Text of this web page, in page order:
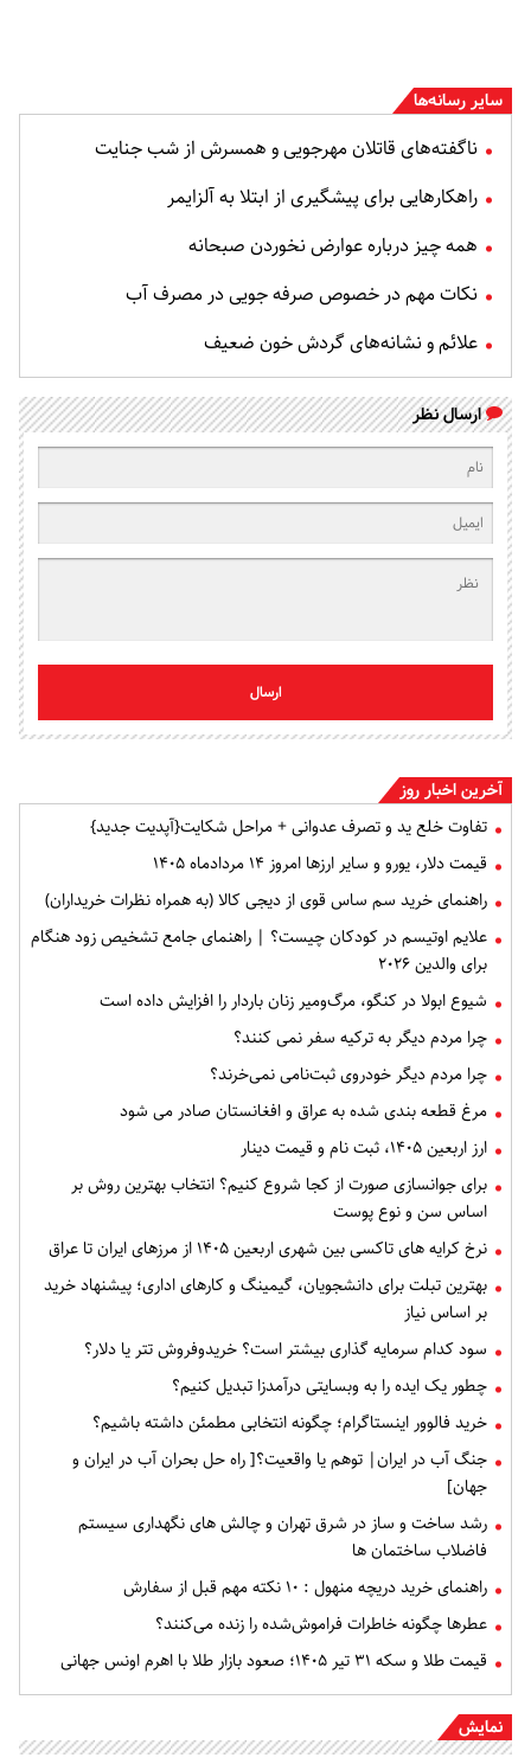
سایر رسانه‌ها
ناگفته‌های قاتلان مهرجویی و همسرش از شب جنایت
راهکارهایی برای پیشگیری از ابتلا به آلزایمر
همه چیز درباره عوارض نخوردن صبحانه
نکات مهم در خصوص صرفه جویی در مصرف آب
علائم و نشانه‌های گردش خون ضعیف
ارسال نظر
ارسال
آخرین اخبار روز
تفاوت خلع ید و تصرف عدوانی + مراحل شکایت{آپدیت جدید}
قیمت دلار، یورو و سایر ارزها امروز ۱۴ مردادماه ۱۴۰۵
راهنمای خرید سم ساس قوی از دیجی کالا (به همراه نظرات خریداران)
علایم اوتیسم در کودکان چیست؟ | راهنمای جامع تشخیص زود هنگام
برای والدین ۲۰۲۶
شیوع ابولا در کنگو، مرگ‌ومیر زنان باردار را افزایش داده است
چرا مردم دیگر به ترکیه سفر نمی کنند؟
چرا مردم دیگر خودروی ثبت‌نامی نمی‌خرند؟
مرغ قطعه‌ بندی شده به عراق و افغانستان صادر می شود
ارز اربعین ۱۴۰۵، ثبت‌ نام و قیمت دینار
برای جوانسازی صورت از کجا شروع کنیم؟ انتخاب بهترین روش بر
اساس سن و نوع پوست
نرخ کرایه های تاکسی بین شهری اربعین ۱۴۰۵ از مرزهای ایران تا عراق
بهترین تبلت برای دانشجویان، گیمینگ و کارهای اداری؛ پیشنهاد خرید
بر اساس نیاز
سود کدام سرمایه گذاری بیشتر است؟ خریدوفروش تتر یا دلار؟
چطور یک ایده را به وبسایتی درآمدزا تبدیل کنیم؟
خرید فالوور اینستاگرام؛ چگونه انتخابی مطمئن داشته باشیم؟
جنگ آب در ایران| توهم یا واقعیت؟[ راه حل بحران آب در ایران و
جهان]
رشد ساخت و ساز در شرق تهران و چالش های نگهداری سیستم
فاضلاب ساختمان ها
راهنمای خرید دریچه منهول : ۱۰ نکته مهم قبل از سفارش
عطرها چگونه خاطرات فراموش‌شده را زنده می‌کنند؟
قیمت طلا و سکه ۳۱ تیر ۱۴۰۵؛ صعود بازار طلا با اهرم اونس جهانی
نمایش